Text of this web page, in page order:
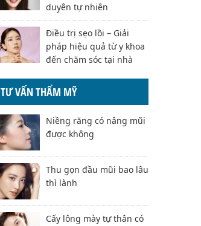
duyên tự nhiên
Điều trị sẹo lồi – Giải
pháp hiệu quả từ y khoa
đến chăm sóc tại nhà
TƯ VẤN THẨM MỸ
Niềng răng có nâng mũi
được không
Thu gọn đầu mũi bao lâu
thì lành
Cấy lông mày tự thân có